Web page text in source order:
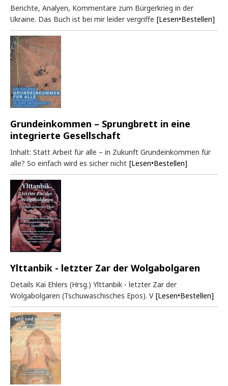
Berichte, Analyen, Kommentare zum Bürgerkrieg in der
Ukraine. Das Buch ist bei mir leider vergriffe [Lesen•Bestellen]
Grundeinkommen – Sprungbrett in eine
integrierte Gesellschaft
Inhalt: Statt Arbeit für alle – in Zukunft Grundeinkommen für
alle? So einfach wird es sicher nicht [Lesen•Bestellen]
Ylttanbik - letzter Zar der Wolgabolgaren
Details Kai Ehlers (Hrsg.) Ylttanbik - letzter Zar der
Wolgabolgaren (Tschuwaschisches Epos). V [Lesen•Bestellen]